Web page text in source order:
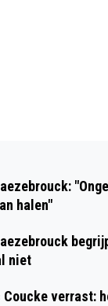
halen"
niet
Coucke verrast: